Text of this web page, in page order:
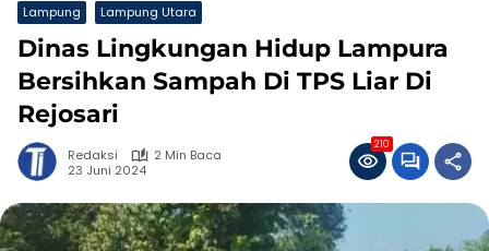
Lampung Lampung Utara
Dinas Lingkungan Hidup Lampura
Bersihkan Sampah Di TPS Liar Di
Rejosari
Redaksi
2 Min Baca
23 Juni 2024
210